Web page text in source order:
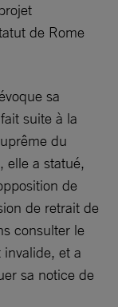
de Rome
sa
suite à la
du
elle a statué,
de
de retrait de
consulter le
et a
sa notice de